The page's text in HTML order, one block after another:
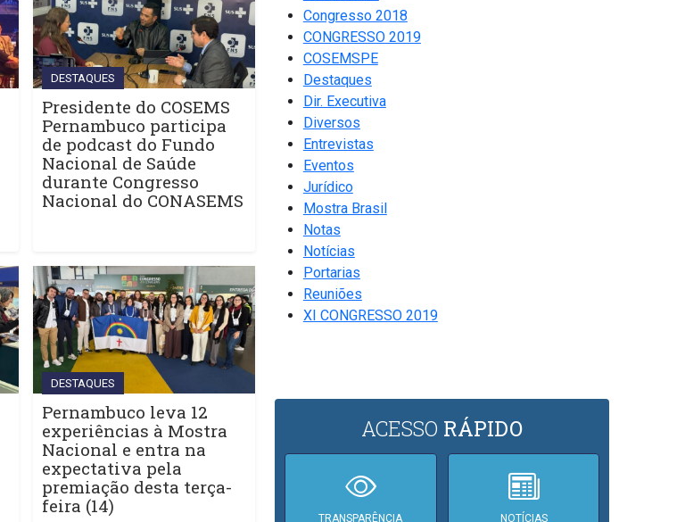
DESTAQUES
Presidente do COSEMS
Pernambuco participa
de podcast do Fundo
Nacional de Saúde
durante Congresso
Nacional do CONASEMS
DESTAQUES
Pernambuco leva 12
experiências à Mostra
Nacional e entra na
expectativa pela
premiação desta terça-
feira (14)
Congresso 2018
CONGRESSO 2019
COSEMSPE
Destaques
Dir. Executiva
Diversos
Entrevistas
Eventos
Jurídico
Mostra Brasil
Notas
Notícias
Portarias
Reuniões
XI CONGRESSO 2019
ACESSO RÁPIDO
TRANSPARÊNCIA NOTÍCIAS